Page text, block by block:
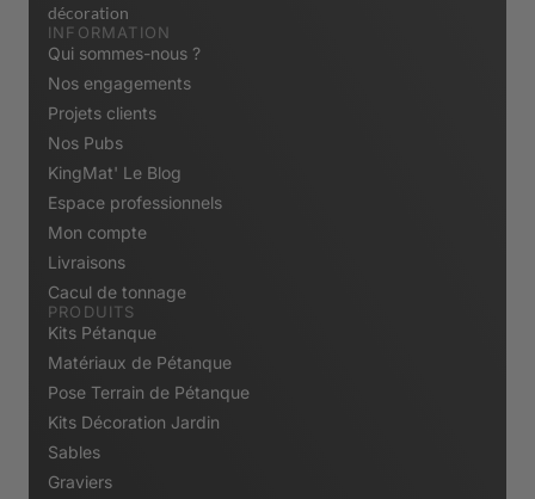
décoration
INFORMATION
Qui sommes-nous ?
Nos engagements
Projets clients
Nos Pubs
KingMat' Le Blog
Espace professionnels
Mon compte
Livraisons
Cacul de tonnage
PRODUITS
Kits Pétanque
Matériaux de Pétanque
Pose Terrain de Pétanque
Kits Décoration Jardin
Sables
Graviers